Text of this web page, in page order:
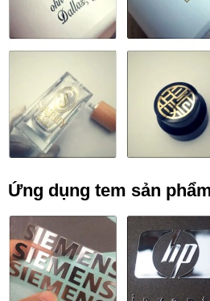
Ứng dụng tem sản